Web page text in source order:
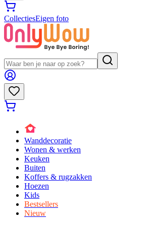
CollectiesEigen foto
Wanddecoratie
Wonen & werken
Keuken
Buiten
Koffers & rugzakken
Hoezen
Kids
Bestsellers
Nieuw